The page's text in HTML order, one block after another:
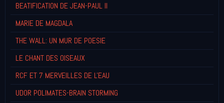
BEATIFICATION DE JEAN-PAUL II
MARIE DE MAGDALA
THE WALL: UN MUR DE POESIE
LE CHANT DES OISEAUX
RCF ET 7 MERVEILLES DE L'EAU
UDOR POLIMATES-BRAIN STORMING